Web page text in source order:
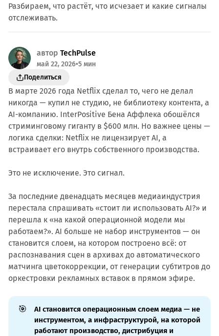
Разбираем, что растёт, что исчезает и какие сигналы
отслеживать.
автор TechPulse
май 22, 2026•5 мин
Поделиться
В марте 2026 года Netflix сделал то, чего не делал
никогда — купил не студию, не библиотеку контента, а
AI-компанию. InterPositive Бена Аффлека обошёлся
стриминговому гиганту в $600 млн. Но важнее цены —
логика сделки: Netflix не лицензирует AI, а
встраивает его внутрь собственного производства.
Это не исключение. Это сигнал.
За последние двенадцать месяцев медиаиндустрия
перестала спрашивать «стоит ли использовать AI?» и
перешла к «на какой операционной модели мы
работаем?». AI больше не набор инструментов — он
становится слоем, на котором построено всё: от
распознавания сцен в архивах до автоматического
матчинга цветокоррекции, от генерации субтитров до
оркестровки рекламных вставок в прямом эфире.
🎯
AI становится операционным слоем медиа — не
инструментом, а инфраструктурой, на которой
работают производство, дистрибуция и